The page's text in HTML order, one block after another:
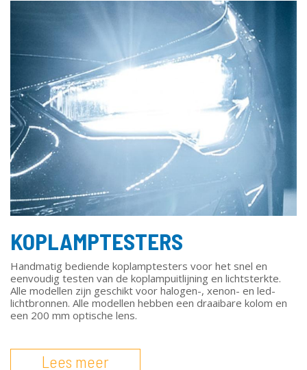
KOPLAMPTESTERS
Handmatig bediende koplamptesters voor het snel en
eenvoudig testen van de koplampuitlijning en lichtsterkte.
Alle modellen zijn geschikt voor halogen-, xenon- en led-
lichtbronnen. Alle modellen hebben een draaibare kolom en
een 200 mm optische lens.
Lees meer